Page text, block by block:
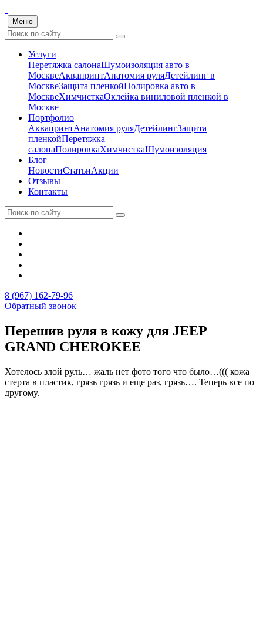
Меню
Услуги
Перетяжка салонаШумоизоляция авто в
МосквеАквапринтАнатомия руляДетейлинг в
МосквеЗащита пленкойПолировка авто в
МосквеХимчисткаОклейка виниловой пленкой в
Москве
Портфолио
АквапринтАнатомия руляДетейлингЗащита
пленкойПеретяжка
салонаПолировкаХимчисткаШумоизоляция
Блог
НовостиСтатьиАкции
Отзывы
Контакты
8 (967) 162-79-96
Обратный звонок
Перешив руля в кожу для JEEP
GRAND CHEROKEE
Хотелось злой руль… жаль нет фото того что было…((( кожа
стерта в пластик, грязь грязь и еще раз, грязь…. Теперь все по
другому.